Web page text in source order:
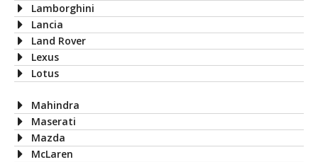
Lamborghini
Lancia
Land Rover
Lexus
Lotus
Mahindra
Maserati
Mazda
McLaren